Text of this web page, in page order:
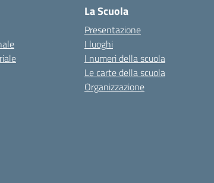
La Scuola
Presentazione
I luoghi
I numeri della scuola
Le carte della scuola
Organizzazione